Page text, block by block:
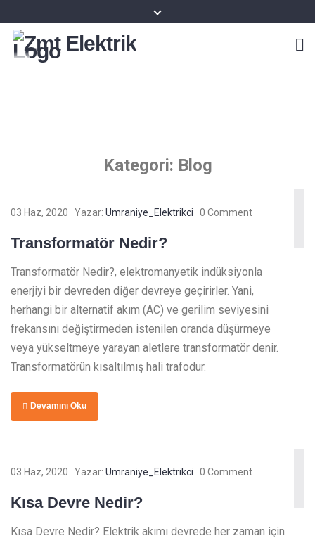
Zmt Elektrik
Kategori: Blog
03 Haz, 2020 Yazar: Umraniye_Elektrikci 0 Comment
Transformatör Nedir?
Transformatör Nedir?, elektromanyetik indüksiyonla
enerjiyi bir devreden diğer devreye geçirirler. Yani,
herhangi bir alternatif akım (AC) ve gerilim seviyesini
frekansını değiştirmeden istenilen oranda düşürmeye
veya yükseltmeye yarayan aletlere transformatör denir.
Transformatörün kısaltılmış hali trafodur.
Devamını Oku
03 Haz, 2020 Yazar: Umraniye_Elektrikci 0 Comment
Kısa Devre Nedir?
Kısa Devre Nedir? Elektrik akımı devrede her zaman için